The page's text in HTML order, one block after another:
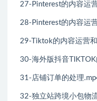
27-Pinterest的内容运
28-Pinterest的内容运
29-Tiktok的内容运营
30-海外版抖音
31-店铺订单的处理
32-独立站跨境小包物